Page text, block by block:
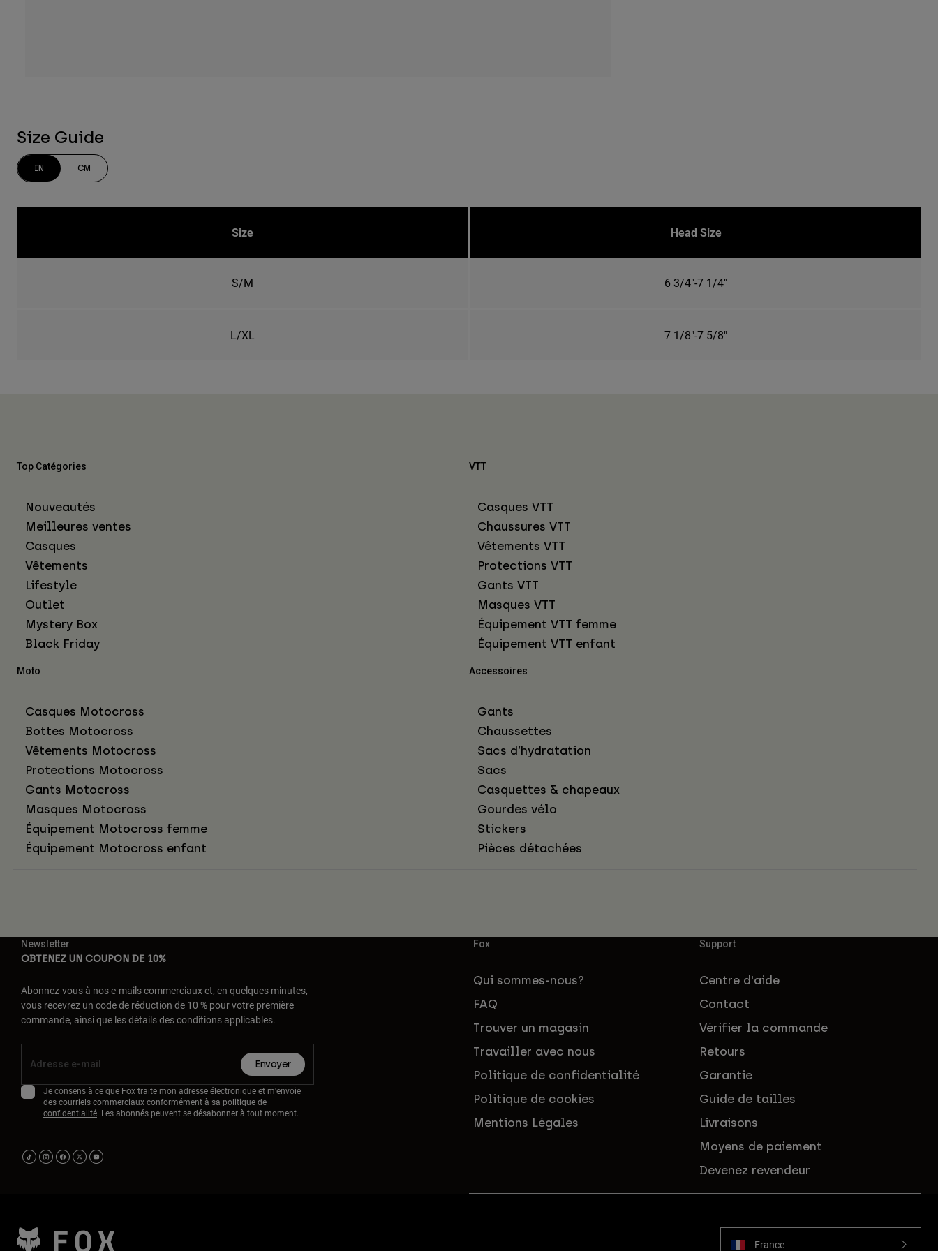
Size Guide
IN CM
Size Head Size
S/M 6 3/4"-7 1/4"
L/XL 7 1/8"-7 5/8"
Top Catégories
Nouveautés
Meilleures ventes
Casques
Vêtements
Lifestyle
Outlet
Mystery Box
Black Friday
VTT
Casques VTT
Chaussures VTT
Vêtements VTT
Protections VTT
Gants VTT
Masques VTT
Équipement VTT femme
Équipement VTT enfant
Moto
Casques Motocross
Bottes Motocross
Vêtements Motocross
Protections Motocross
Gants Motocross
Masques Motocross
Équipement Motocross femme
Équipement Motocross enfant
Accessoires
Gants
Chaussettes
Sacs d’hydratation
Sacs
Casquettes & chapeaux
Gourdes vélo
Stickers
Pièces détachées
Newsletter
OBTENEZ UN COUPON DE 10%
Abonnez-vous à nos e-mails commerciaux et, en quelques minutes,
vous recevrez un code de réduction de 10 % pour votre première
commande, ainsi que les détails des conditions applicables.
Envoyer
Je consens à ce que Fox traite mon adresse électronique et m'envoie
des courriels commerciaux conformément à sa politique de
confidentialité. Les abonnés peuvent se désabonner à tout moment.
Fox
Qui sommes-nous?
FAQ
Trouver un magasin
Travailler avec nous
Politique de confidentialité
Politique de cookies
Mentions Légales
Support
Centre d'aide
Contact
Vérifier la commande
Retours
Garantie
Guide de tailles
Livraisons
Moyens de paiement
Devenez revendeur
France